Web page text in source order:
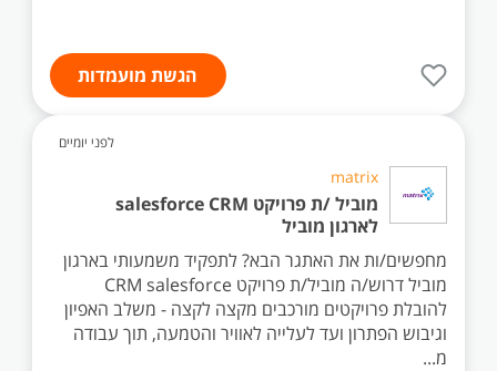
הגשת מועמדות
לפני יומיים
matrix
מוביל /ת פרויקט salesforce CRM
לארגון מוביל
מחפשים/ות את האתגר הבא? לתפקיד משמעותי בארגון
מוביל דרוש/ה מוביל/ת פרויקט CRM salesforce
להובלת פרויקטים מורכבים מקצה לקצה - משלב האפיון
וגיבוש הפתרון ועד לעלייה לאוויר והטמעה, תוך עבודה
מ...